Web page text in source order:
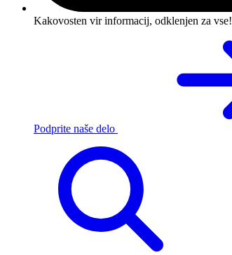
Kakovosten vir informacij, odklenjen za vse!
Podprite naše delo